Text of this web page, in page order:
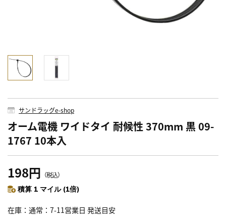
サンドラッグe-shop
オーム電機 ワイドタイ 耐候性 370mm 黒 09-
1767 10本入
198円 （税込）
積算 1 マイル (1倍)
在庫 通常：7-11営業日 発送目安